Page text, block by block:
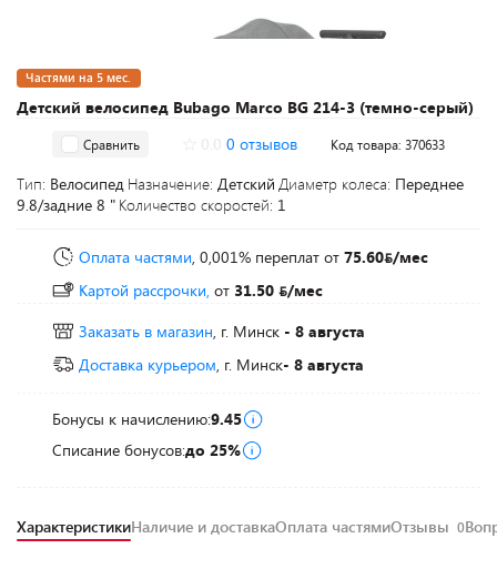
Детский велосипед Bubago Marco BG 214-3 (темно-серый)
Частями на 5 мес.
Сравнить 0 отзывов Код товара: 370633
Тип: Велосипед Назначение: Детский Диаметр колеса: Переднее
9.8/задние 8 " Количество скоростей: 1
Оплата частями, 0,001% переплат от 75.60 /мес
Картой рассрочки, от 31.50
/мес
Заказать в магазин, г. Минск - 8 августа
Доставка курьером, г. Минск- 8 августа
Бонусы к начислению:9.45
Списание бонусов:до 25%
ХарактеристикиНаличие и доставкаОплата частямиОтзывы 0